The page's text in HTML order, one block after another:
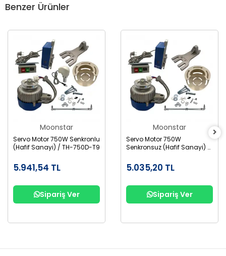
Benzer Ürünler
Moonstar
Servo Motor 750W Senkronlu
(Hafif Sanayi) / TH-750D-T9
5.941,54 TL
Sipariş Ver
Moonstar
Servo Motor 750W
Senkronsuz (Hafif Sanayi) /
5.035,20 TL
Sipariş Ver